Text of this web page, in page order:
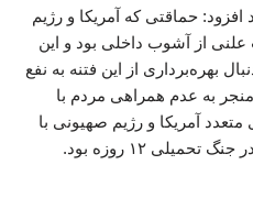
افزود: حماقتی که آمریکا و رژیم
از آشوب داخلی بود و این
بهره‌برداری از این فتنه به نفع
به عدم همراهی مردم با
آمریکا و رژیم صهیونی با
۱۲ روزه بود.